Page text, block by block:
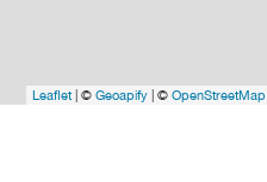
Leaflet| © Geoapify | © OpenStreetMap